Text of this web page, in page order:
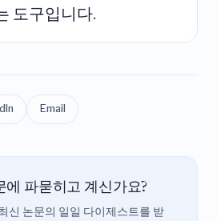
도구입니다.
Email
에 파묻히고 계신가요?
신 논문의 일일 다이제스트를 받